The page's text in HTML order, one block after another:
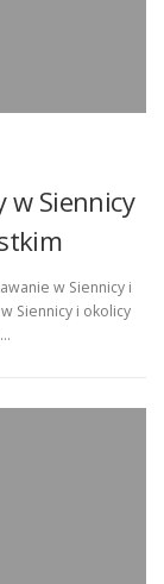
w Siennicy
w Siennicy i
Siennicy i okolicy